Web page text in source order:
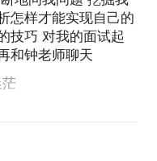
怎样才能实现自己的
技巧 对我的面试起
和钟老师聊天